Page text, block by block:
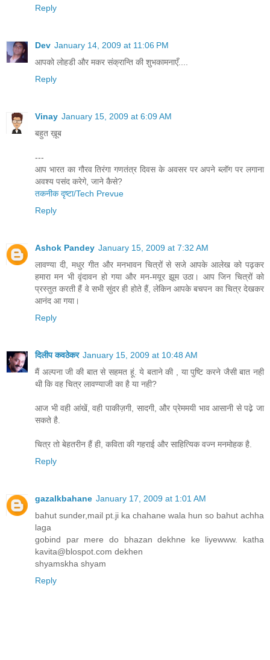
Reply
Dev January 14, 2009 at 11:06 PM
आपको लोहडी और मकर संक्रान्ति की शुभकामनाएँ....
Reply
Vinay January 15, 2009 at 6:09 AM
बहुत ख़ूब
---
आप भारत का गौरव तिरंगा गणतंत्र दिवस के अवसर पर अपने ब्लॉग पर लगाना
अवश्य पसंद करेगे, जाने कैसे?
तकनीक दृष्टा/Tech Prevue
Reply
Ashok Pandey January 15, 2009 at 7:32 AM
लावण्‍या दी, मधुर गीत और मनभावन चित्रों से सजे आपके आलेख को पढ़कर
हमारा मन भी वृंदावन हो गया और मन-मयूर झूम उठा। आप जिन चित्रों को
प्रस्‍तुत करती हैं वे सभी सुंदर ही होते हैं, लेकिन आपके बचपन का चित्र देखकर
आनंद आ गया।
Reply
दिलीप कवठेकर January 15, 2009 at 10:48 AM
मैं अल्पना जी की बात से सहमत हूं. ये बताने की , या पुष्टि करने जैसी बात नही
थी कि वह चित्र लावण्याजी का है या नही?
आज भी वही आंखें, वही पाकीज़गी, सादगी, और प्रेममयी भाव आसानी से पढे़ जा
सकते है.
चित्र तो बेहतरीन हैं ही, कविता की गहराई और साहित्यिक वज्न मनमोहक है.
Reply
gazalkbahane January 17, 2009 at 1:01 AM
bahut sunder,mail pt.ji ka chahane wala hun so bahut achha
laga
gobind par mere do bhazan dekhne ke liyewww. katha
kavita@blospot.com dekhen
shyamskha shyam
Reply